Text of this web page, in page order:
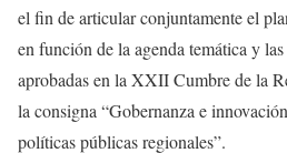
el fin de articular conjuntamente el
en función de la agenda temática y
aprobadas en la XXII Cumbre de la
la consigna “Gobernanza e
políticas públicas regionales”.